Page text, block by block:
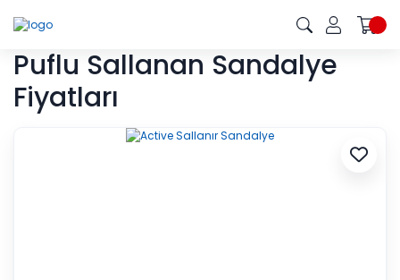
Puflu Sallanan Sandalye
Fiyatları